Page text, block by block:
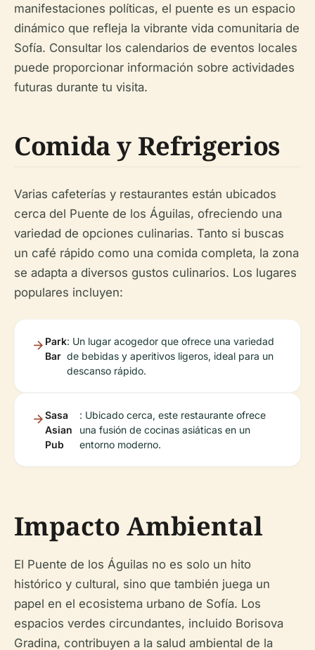
manifestaciones políticas, el puente es un espacio
dinámico que refleja la vibrante vida comunitaria de
Sofía. Consultar los calendarios de eventos locales
puede proporcionar información sobre actividades
futuras durante tu visita.
Comida y Refrigerios
Varias cafeterías y restaurantes están ubicados
cerca del Puente de los Águilas, ofreciendo una
variedad de opciones culinarias. Tanto si buscas
un café rápido como una comida completa, la zona
se adapta a diversos gustos culinarios. Los lugares
populares incluyen:
Park
Bar
: Un lugar acogedor que ofrece una variedad
de bebidas y aperitivos ligeros, ideal para un
descanso rápido.
Sasa
Asian
Pub
: Ubicado cerca, este restaurante ofrece
una fusión de cocinas asiáticas en un
entorno moderno.
Impacto Ambiental
El Puente de los Águilas no es solo un hito
histórico y cultural, sino que también juega un
papel en el ecosistema urbano de Sofía. Los
espacios verdes circundantes, incluido Borisova
Gradina, contribuyen a la salud ambiental de la